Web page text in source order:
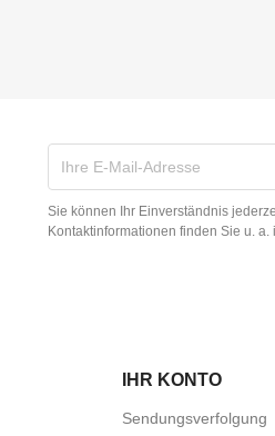
Sie können Ihr Einverständnis
Kontaktinformationen finden Sie u.
IHR KONTO
Sendungsverfolgung